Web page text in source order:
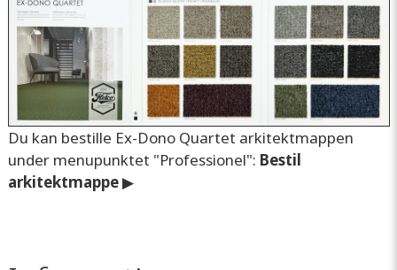
Du kan bestille Ex-Dono Quartet arkitektmappen
under menupunktet "Professionel": Bestil
arkitektmappe▶